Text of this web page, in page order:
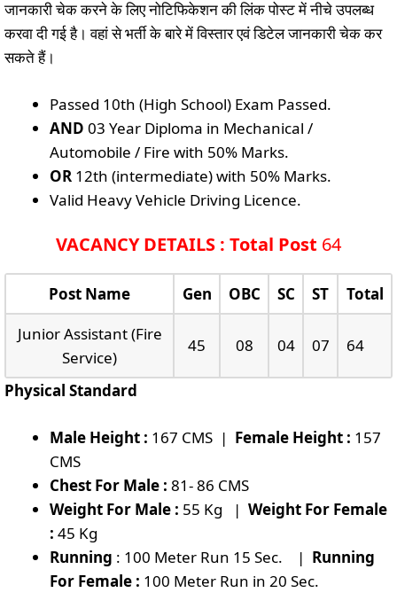
जानकारी चेक करने के लिए नोटिफिकेशन की लिंक पोस्ट में नीचे उपलब्ध
करवा दी गई है। वहां से भर्ती के बारे में विस्तार एवं डिटेल जानकारी चेक कर
सकते हैं।
Passed 10th (High School) Exam Passed.
AND 03 Year Diploma in Mechanical /
Automobile / Fire with 50% Marks.
OR 12th (intermediate) with 50% Marks.
Valid Heavy Vehicle Driving Licence.
VACANCY DETAILS : Total Post 64
Post Name Gen OBC SC ST
Total
Junior Assistant (Fire
Service)
45 08 04 07 64
Physical Standard
Male Height : 167 CMS | Female Height : 157
CMS
Chest For Male : 81- 86 CMS
Weight For Male : 55 Kg | Weight For Female
: 45 Kg
Running : 100 Meter Run 15 Sec. | Running
For Female : 100 Meter Run in 20 Sec.